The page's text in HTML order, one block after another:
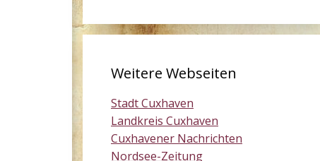
Weitere Webseiten
Stadt Cuxhaven
Landkreis Cuxhaven
Cuxhavener Nachrichten
Nordsee-Zeitung